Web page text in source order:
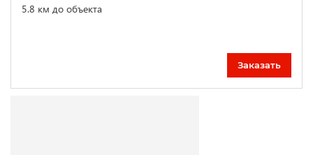
5.8 км до объекта
Заказать